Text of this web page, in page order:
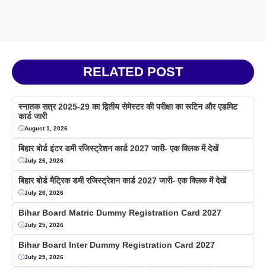
RELATED POST
स्नातक सत्र 2025-29 का द्वितीय सेमेस्टर की परीक्षा का रूटिन और एडमिट
कार्ड जारी
August 1, 2026
बिहार बोर्ड इंटर डमी रजिस्ट्रेशन कार्ड 2027 जारी- एक क्लिक में देखें
July 26, 2026
बिहार बोर्ड मैट्रिक डमी रजिस्ट्रेशन कार्ड 2027 जारी- एक क्लिक में देखें
July 26, 2026
Bihar Board Matric Dummy Registration Card 2027
July 25, 2026
Bihar Board Inter Dummy Registration Card 2027
July 25, 2026